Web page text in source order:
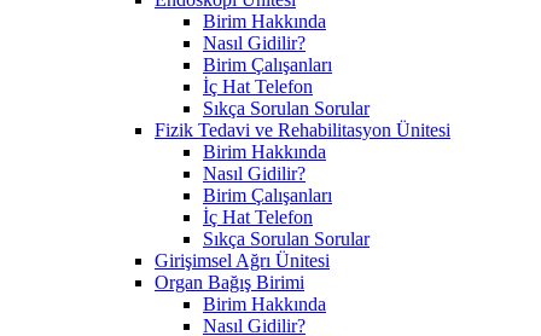
Birim Hakkında
Nasıl Gidilir?
Birim Çalışanları
İç Hat Telefon
Sıkça Sorulan Sorular
Fizik Tedavi ve Rehabilitasyon Ünitesi
Birim Hakkında
Nasıl Gidilir?
Birim Çalışanları
İç Hat Telefon
Sıkça Sorulan Sorular
Girişimsel Ağrı Ünitesi
Organ Bağış Birimi
Birim Hakkında
Nasıl Gidilir?